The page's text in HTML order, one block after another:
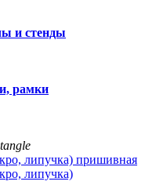
и стенды
рамки
липучка) пришивная
липучка)